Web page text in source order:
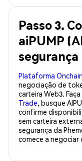
Passo 3.
aiPUMP
segurança
Plataforma
negociação de
carteira Web3.
Trade, busque
confirme
sem carteira
segurança da
comece a negociar